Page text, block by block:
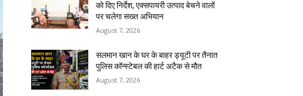
को दिए निर्देश, एक्सपायरी उत्पाद बेचने वालों
पर चलेगा सख्त अभियान
August 7, 2026
सलमान खान के घर के बाहर ड्यूटी पर तैनात
पुलिस कॉन्स्टेबल की हार्ट अटैक से मौत
August 7, 2026